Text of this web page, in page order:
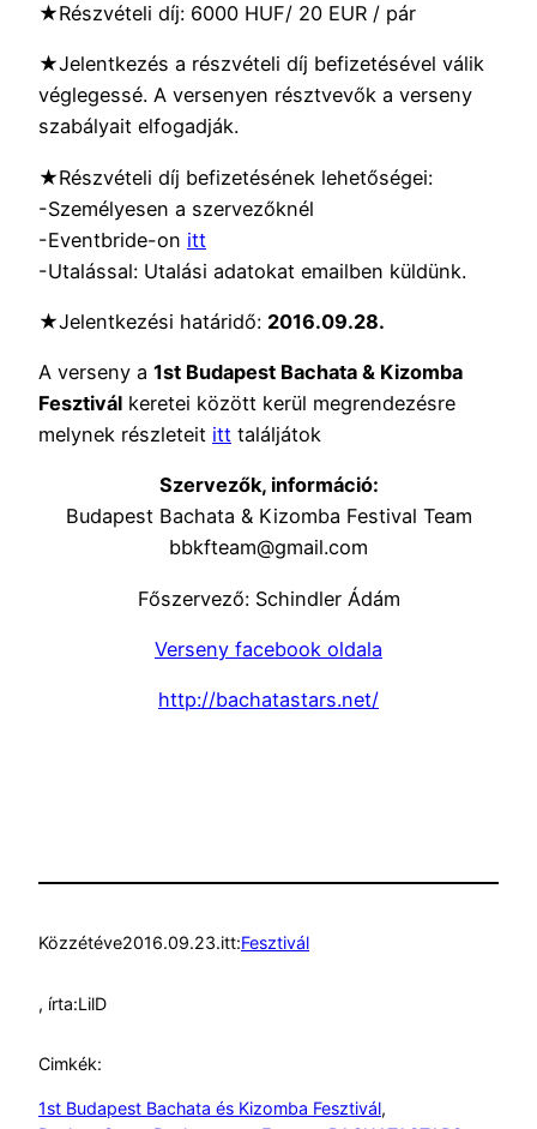
★Részvételi díj: 6000 HUF/ 20 EUR / pár
★Jelentkezés a részvételi díj befizetésével válik
véglegessé. A versenyen résztvevők a verseny
szabályait elfogadják.
★Részvételi díj befizetésének lehetőségei:
-Személyesen a szervezőknél
-Eventbride-on itt
-Utalással: Utalási adatokat emailben küldünk.
★Jelentkezési határidő: 2016.09.28.
A verseny a 1st Budapest Bachata & Kizomba
Fesztivál keretei között kerül megrendezésre
melynek részleteit itt találjátok
Szervezők, információ:
Budapest Bachata & Kizomba Festival Team
bbkfteam@gmail.com
Főszervező: Schindler Ádám
Verseny facebook oldala
http://bachatastars.net/
Közzétéve2016.09.23.itt:Fesztivál
, írta:LilD
Cimkék:
1st Budapest Bachata és Kizomba Fesztivál